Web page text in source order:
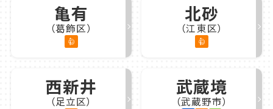
亀有
（葛飾区）
北砂
（江東区）
西新井
（足立区）
武蔵境
（武蔵野市）